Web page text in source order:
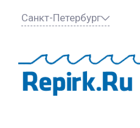
Санкт-Петербург